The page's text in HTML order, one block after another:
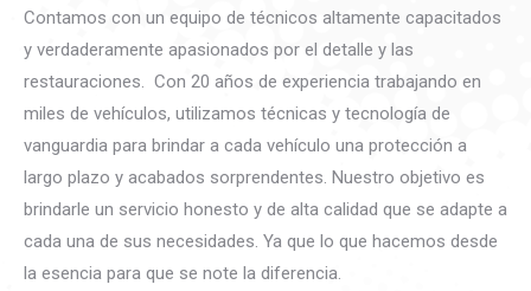
Contamos con un equipo de técnicos altamente capacitados
y verdaderamente apasionados por el detalle y las
restauraciones. Con 20 años de experiencia trabajando en
miles de vehículos, utilizamos técnicas y tecnología de
vanguardia para brindar a cada vehículo una protección a
largo plazo y acabados sorprendentes. Nuestro objetivo es
brindarle un servicio honesto y de alta calidad que se adapte a
cada una de sus necesidades. Ya que lo que hacemos desde
la esencia para que se note la diferencia.